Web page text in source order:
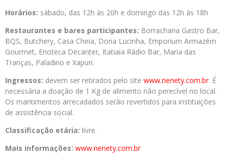
Horários: sábado, das 12h às 20h e domingo das 12h às 18h
Restaurantes e bares participantes: Borracharia Gastro Bar,
BQS, Butchery, Casa Cheia, Dona Lucinha, Emporium Armazém
Gourmet, Enoteca Decanter, Itatiaia Rádio Bar, Maria das
Tranças, Paladino e Xapuri.
Ingressos: devem ser retirados pelo site www.nenety.com.br. É
necessária a doação de 1 Kg de alimento não perecível no local.
Os mantimentos arrecadados serão revertidos para instituições
de assistência social.
Classificação etária: livre.
Mais informações: www.nenety.com.br